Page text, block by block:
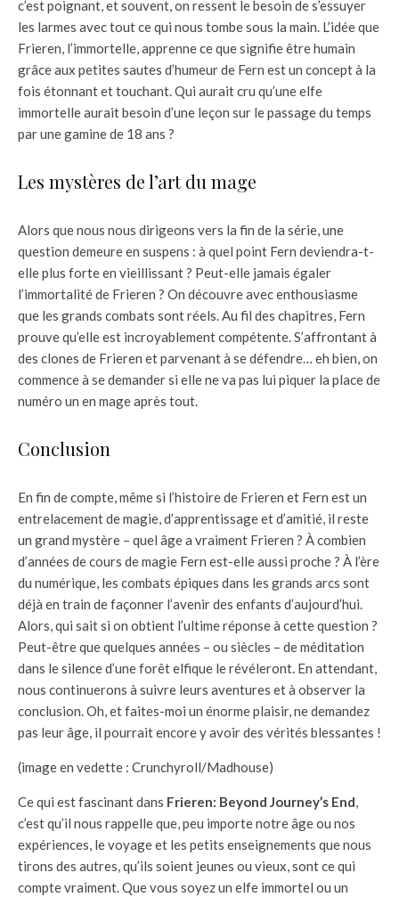
c’est poignant, et souvent, on ressent le besoin de s’essuyer
les larmes avec tout ce qui nous tombe sous la main. L’idée que
Frieren, l’immortelle, apprenne ce que signifie être humain
grâce aux petites sautes d’humeur de Fern est un concept à la
fois étonnant et touchant. Qui aurait cru qu’une elfe
immortelle aurait besoin d’une leçon sur le passage du temps
par une gamine de 18 ans ?
Les mystères de l’art du mage
Alors que nous nous dirigeons vers la fin de la série, une
question demeure en suspens : à quel point Fern deviendra-t-
elle plus forte en vieillissant ? Peut-elle jamais égaler
l’immortalité de Frieren ? On découvre avec enthousiasme
que les grands combats sont réels. Au fil des chapitres, Fern
prouve qu’elle est incroyablement compétente. S’affrontant à
des clones de Frieren et parvenant à se défendre… eh bien, on
commence à se demander si elle ne va pas lui piquer la place de
numéro un en mage après tout.
Conclusion
En fin de compte, même si l’histoire de Frieren et Fern est un
entrelacement de magie, d’apprentissage et d’amitié, il reste
un grand mystère – quel âge a vraiment Frieren ? À combien
d’années de cours de magie Fern est-elle aussi proche ? À l’ère
du numérique, les combats épiques dans les grands arcs sont
déjà en train de façonner l’avenir des enfants d’aujourd’hui.
Alors, qui sait si on obtient l’ultime réponse à cette question ?
Peut-être que quelques années – ou siècles – de méditation
dans le silence d’une forêt elfique le révéleront. En attendant,
nous continuerons à suivre leurs aventures et à observer la
conclusion. Oh, et faites-moi un énorme plaisir, ne demandez
pas leur âge, il pourrait encore y avoir des vérités blessantes !
(image en vedette : Crunchyroll/Madhouse)
Ce qui est fascinant dans Frieren: Beyond Journey’s End,
c’est qu’il nous rappelle que, peu importe notre âge ou nos
expériences, le voyage et les petits enseignements que nous
tirons des autres, qu’ils soient jeunes ou vieux, sont ce qui
compte vraiment. Que vous soyez un elfe immortel ou un